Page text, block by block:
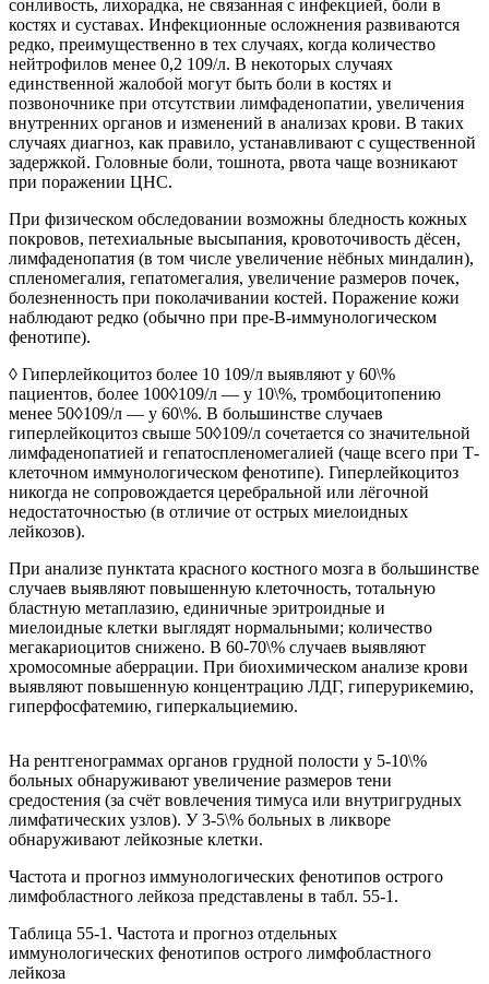
сонливость, лихорадка, не связанная с инфекцией, боли в
костях и суставах. Инфекционные осложнения развиваются
редко, преимущественно в тех случаях, когда количество
нейтрофилов менее 0,2 109/л. В некоторых случаях
единственной жалобой могут быть боли в костях и
позвоночнике при отсутствии лимфаденопатии, увеличения
внутренних органов и изменений в анализах крови. В таких
случаях диагноз, как правило, устанавливают с существенной
задержкой. Головные боли, тошнота, рвота чаще возникают
при поражении ЦНС.
При физическом обследовании возможны бледность кожных
покровов, петехиальные высыпания, кровоточивость дёсен,
лимфаденопатия (в том числе увеличение нёбных миндалин),
спленомегалия, гепатомегалия, увеличение размеров почек,
болезненность при поколачивании костей. Поражение кожи
наблюдают редко (обычно при пре-В-иммунологическом
фенотипе).
◊ Гиперлейкоцитоз более 10 109/л выявляют у 60\%
пациентов, более 100◊109/л — у 10\%, тромбоцитопению
менее 50◊109/л — у 60\%. В большинстве случаев
гиперлейкоцитоз свыше 50◊109/л сочетается со значительной
лимфаденопатией и гепатоспленомегалией (чаще всего при Т-
клеточном иммунологическом фенотипе). Гиперлейкоцитоз
никогда не сопровождается церебральной или лёгочной
недостаточностью (в отличие от острых миелоидных
лейкозов).
При анализе пунктата красного костного мозга в большинстве
случаев выявляют повышенную клеточность, тотальную
бластную метаплазию, единичные эритроидные и
миелоидные клетки выглядят нормальными; количество
мегакариоцитов снижено. В 60-70\% случаев выявляют
хромосомные аберрации. При биохимическом анализе крови
выявляют повышенную концентрацию ЛДГ, гиперурикемию,
гиперфосфатемию, гиперкальциемию.
На рентгенограммах органов грудной полости у 5-10\%
больных обнаруживают увеличение размеров тени
средостения (за счёт вовлечения тимуса или внутригрудных
лимфатических узлов). У 3-5\% больных в ликворе
обнаруживают лейкозные клетки.
Частота и прогноз иммунологических фенотипов острого
лимфобластного лейкоза представлены в табл. 55-1.
Таблица 55-1. Частота и прогноз отдельных
иммунологических фенотипов острого лимфобластного
лейкоза